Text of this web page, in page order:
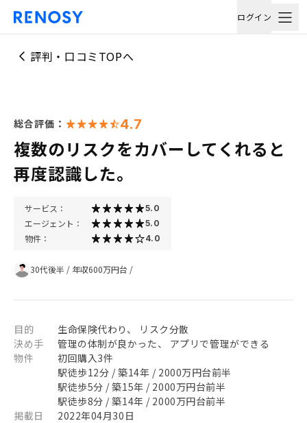
ログイン
評判・口コミTOPへ
総合評価： 4.7
複数のリスクをカバーしてくれると
再度認識した。
サービス： 5.0
エージェント： 5.0
物件： 4.0
30代後半 / 年収600万円台 /
目的
生命保険代わり、 リスク分散
決め手
管理の体制が良かった、 アプリで管理ができる
物件
初回購入3件
駅徒歩12分 / 築14年 / 2000万円台前半
駅徒歩5分 / 築15年 / 2000万円台前半
駅徒歩8分 / 築14年 / 2000万円台前半
掲載日
2022年04月30日